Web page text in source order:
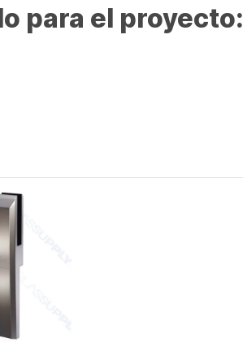
para el proyecto: